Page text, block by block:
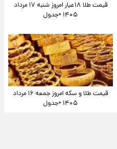
قیمت طلا ۱۸عیار امروز شنبه ۱۷ مرداد
۱۴۰۵ +جدول
قیمت طلا و سکه امروز جمعه ۱۶ مرداد
۱۴۰۵ +جدول